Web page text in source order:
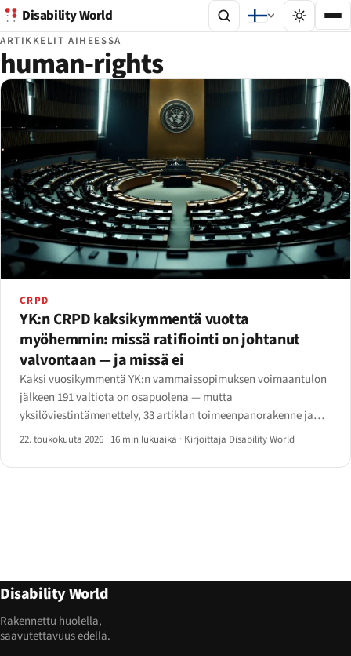
Disability World
ARTIKKELIT AIHEESSA
human-rights
CRPD
YK:n CRPD kaksikymmentä vuotta
myöhemmin: missä ratifiointi on johtanut
valvontaan — ja missä ei
Kaksi vuosikymmentä YK:n vammaissopimuksen voimaantulon
jälkeen 191 valtiota on osapuolena — mutta
yksilöviestintämenettely, 33 artiklan toimeenpanorakenne ja
valinnaisen pöytäkirjan kapea kattavuus kertovat epätasaisesta
22. toukokuuta 2026 · 16 min lukuaika · Kirjoittaja Disability World
Disability World
Rakennettu huolella,
saavutettavuus edellä.